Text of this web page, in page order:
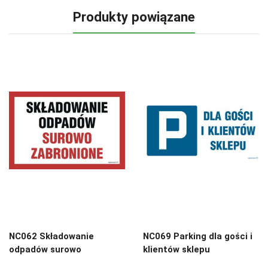
Produkty powiązane
NC062 Składowanie
odpadów surowo
NC069 Parking dla gości i
klientów sklepu